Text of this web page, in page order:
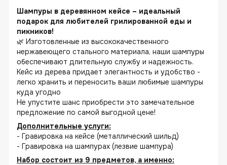
Шампуры в деревянном кейсе – идеальный
подарок для любителей грилированной еды и
пикников!
🌿 Изготовленные из высококачественного
нержавеющего стального материала, наши шампуры
обеспечивают длительную службу и надежность.
Кейс из дерева придает элегантность и удобство -
легко хранить и переносить ваши любимые шампуры
куда угодно
Не упустите шанс приобрести это замечательное
предложение по самой выгодной цене!
Дополнительные услуги:
- Гравировка на кейсе (металлический шильд)
- Гравировка на шампурах (лезвие шампура)
Набор состоит из 9 предметов, а именно: